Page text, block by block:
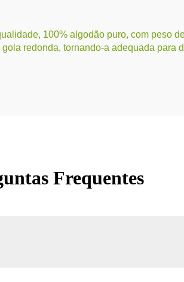
100% algodão puro, com peso
redonda, tornando-a adequada para
Frequentes